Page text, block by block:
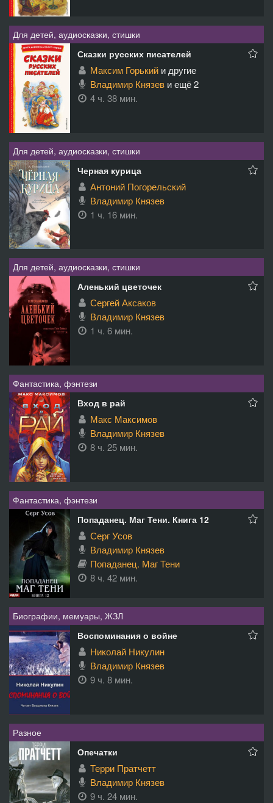
Для детей, аудиосказки, стишки
Сказки русских писателей
Максим Горький и другие
Владимир Князев и ещё 2
4 ч. 38 мин.
Для детей, аудиосказки, стишки
Черная курица
Антоний Погорельский
Владимир Князев
1 ч. 16 мин.
Для детей, аудиосказки, стишки
Аленький цветочек
Сергей Аксаков
Владимир Князев
1 ч. 6 мин.
Фантастика, фэнтези
Вход в рай
Макс Максимов
Владимир Князев
8 ч. 25 мин.
Фантастика, фэнтези
Попаданец. Маг Тени. Книга 12
Серг Усов
Владимир Князев
Попаданец. Маг Тени
8 ч. 42 мин.
Биографии, мемуары, ЖЗЛ
Воспоминания о войне
Николай Никулин
Владимир Князев
9 ч. 8 мин.
Разное
Опечатки
Терри Пратчетт
Владимир Князев
9 ч. 24 мин.